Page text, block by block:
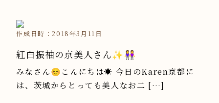
作成日時：2018年3月11日
紅白振袖の京美人さん✨👭
みなさん☺️こんにちは☀️ 今日のKaren京都に
は、茨城からとっても美人なお二 […]